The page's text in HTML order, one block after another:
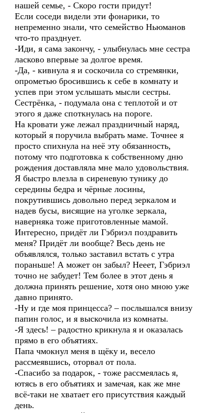
нашей семье, - Скоро гости придут!
Если соседи видели эти фонарики, то
непременно знали, что семейство Ньюманов
что-то празднует.
-Иди, я сама закончу, - улыбнулась мне сестра
ласково впервые за долгое время.
-Да, - кивнула я и соскочила со стремянки,
опрометью бросившись к себе в комнату и
успев при этом услышать мысли сестры.
Сестрёнка, - подумала она с теплотой и от
этого я даже споткнулась на пороге.
На кровати уже лежал праздничный наряд,
который я поручила выбрать маме. Точнее я
просто спихнула на неё эту обязанность,
потому что подготовка к собственному дню
рождения доставляла мне мало удовольствия.
Я быстро влезла в сиреневую тунику до
середины бедра и чёрные лосины,
покрутившись довольно перед зеркалом и
надев бусы, висящие на уголке зеркала,
наверняка тоже приготовленные мамой.
Интересно, придёт ли Гэбриэл поздравить
меня? Придёт ли вообще? Весь день не
объявлялся, только заставил встать с утра
пораньше! А может он забыл? Нееет, Гэбриэл
точно не забудет! Тем более в этот день я
должна принять решение, хотя оно мною уже
давно принято.
-Ну и где моя принцесса? – послышался внизу
папин голос, и я выскочила из комнаты.
-Я здесь! – радостно крикнула я и оказалась
прямо в его объятиях.
Папа чмокнул меня в щёку и, весело
рассмеявшись, оторвал от пола.
-Спасибо за подарок, - тоже рассмеялась я,
ютясь в его объятиях и замечая, как же мне
всё-таки не хватает его присутствия каждый
день.